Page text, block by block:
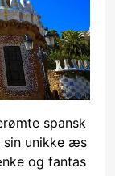
spansk
sin unikke æs
og fantas